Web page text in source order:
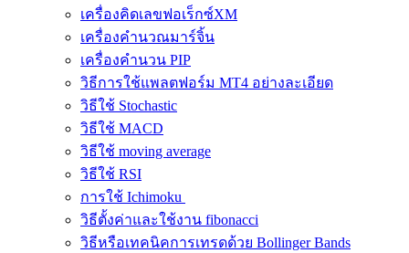
เครื่องคิดเลขฟอเร็กซ์XM
เครื่องคำนวณมาร์จิ้น
เครื่องคำนวน PIP
วิธีการใช้แพลตฟอร์ม MT4 อย่างละเอียด
วิธีใช้ Stochastic
วิธีใช้ MACD
วิธีใช้ moving average
วิธีใช้ RSI
การใช้ Ichimoku
วิธีตั้งค่าและใช้งาน fibonacci
วิธีหรือเทคนิคการเทรดด้วย Bollinger Bands